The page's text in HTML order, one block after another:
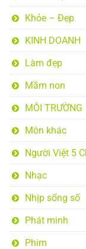
Khỏe – Đẹp
KINH DOANH
Làm đẹp
Mầm non
MÔI TRƯỜNG
Môn khác
Người Việt 5
Nhạc
Nhịp sống số
Phát minh
Phim